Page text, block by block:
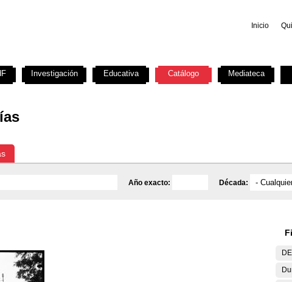
Inicio
Año exacto: Década:
Investigación Educativa Catálogo Mediateca